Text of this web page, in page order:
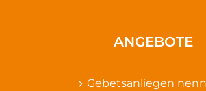
ANGEBOTE
Gebetsanliegen